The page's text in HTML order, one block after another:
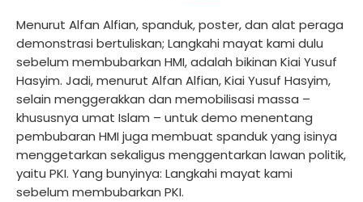
Menurut Alfan Alfian, spanduk, poster, dan alat peraga
demonstrasi bertuliskan; Langkahi mayat kami dulu
sebelum membubarkan HMI, adalah bikinan Kiai Yusuf
Hasyim. Jadi, menurut Alfan Alfian, Kiai Yusuf Hasyim,
selain menggerakkan dan memobilisasi massa –
khususnya umat Islam – untuk demo menentang
pembubaran HMI juga membuat spanduk yang isinya
menggetarkan sekaligus menggentarkan lawan politik,
yaitu PKI. Yang bunyinya: Langkahi mayat kami
sebelum membubarkan PKI.